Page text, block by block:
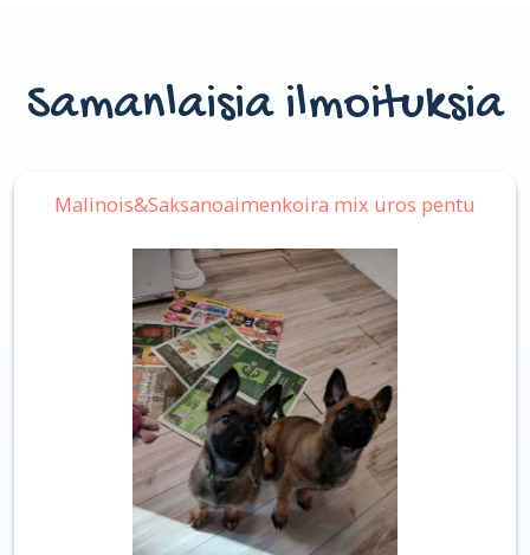
Samanlaisia ilmoituksia
Malinois&Saksanoaimenkoira mix uros pentu